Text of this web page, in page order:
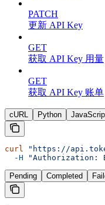
PATCH
更新 API Key
GET
获取 API Key 用量
GET
获取 API Key 账单
cURL Python
curl "https://
  -H
"Authorization:
Pending Completed